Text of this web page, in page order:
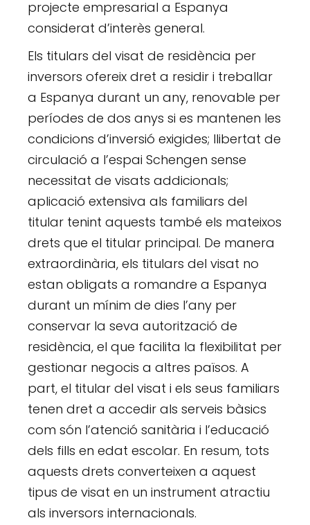
projecte empresarial a Espanya
considerat d’interès general.
Els titulars del visat de residència per
inversors ofereix dret a residir i treballar
a Espanya durant un any, renovable per
períodes de dos anys si es mantenen les
condicions d’inversió exigides; llibertat de
circulació a l’espai Schengen sense
necessitat de visats addicionals;
aplicació extensiva als familiars del
titular tenint aquests també els mateixos
drets que el titular principal. De manera
extraordinària, els titulars del visat no
estan obligats a romandre a Espanya
durant un mínim de dies l’any per
conservar la seva autorització de
residència, el que facilita la flexibilitat per
gestionar negocis a altres països. A
part, el titular del visat i els seus familiars
tenen dret a accedir als serveis bàsics
com són l’atenció sanitària i l’educació
dels fills en edat escolar. En resum, tots
aquests drets converteixen a aquest
tipus de visat en un instrument atractiu
als inversors internacionals.